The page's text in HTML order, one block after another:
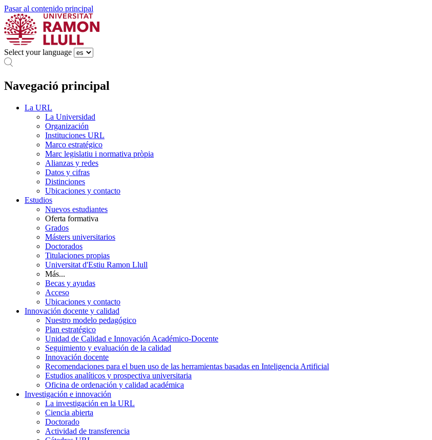
Pasar al contenido principal
Select your language
Navegació principal
La URL
La Universidad
Organización
Instituciones URL
Marco estratégico
Marc legislatiu i normativa pròpia
Alianzas y redes
Datos y cifras
Distinciones
Ubicaciones y contacto
Estudios
Nuevos estudiantes
Oferta formativa
Grados
Másters universitarios
Doctorados
Titulaciones propias
Universitat d'Estiu Ramon Llull
Más...
Becas y ayudas
Acceso
Ubicaciones y contacto
Innovación docente y calidad
Nuestro modelo pedagógico
Plan estratégico
Unidad de Calidad e Innovación Académico-Docente
Seguimiento y evaluación de la calidad
Innovación docente
Recomendaciones para el buen uso de las herramientas basadas en Inteligencia Artificial
Estudios analíticos y prospectiva universitaria
Oficina de ordenación y calidad académica
Investigación e innovación
La investigación en la URL
Ciencia abierta
Doctorado
Actividad de transferencia